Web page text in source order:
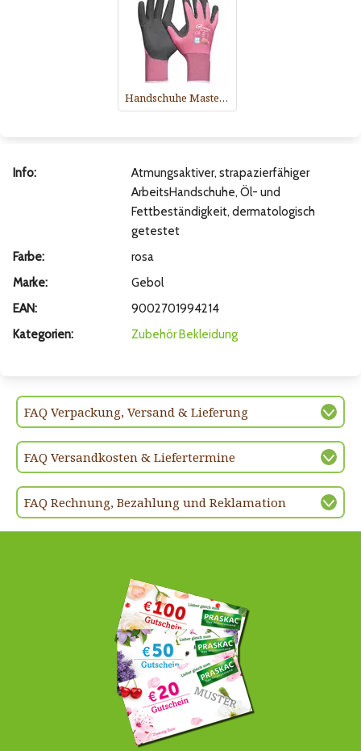
Handschuhe Master Flex Lady
Info:
Atmungsaktiver, strapazierfähiger
ArbeitsHandschuhe, Öl- und
Fettbeständigkeit, dermatologisch
getestet
Farbe:
rosa
Marke:
Gebol
EAN:
9002701994214
Kategorien:
Zubehör Bekleidung
FAQ Verpackung, Versand & Lieferung
FAQ Versandkosten & Liefertermine
FAQ Rechnung, Bezahlung und Reklamation